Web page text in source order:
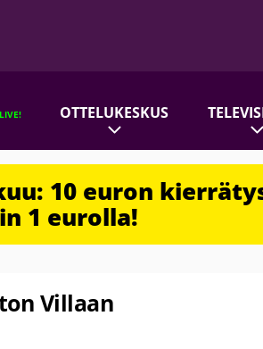
LIVE! OTTELUKESKUS
10 euron
1 eurolla!
Villaan